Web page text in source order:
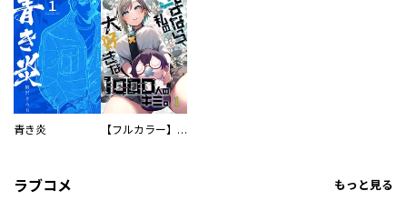
青き炎 【フルカラー】さよなら、私の大好きな１０００人のキミ。
ラブコメ もっと見る